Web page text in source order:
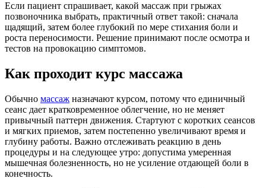
Если пациент спрашивает, какой массаж при грыжах
позвоночника выбрать, практичный ответ такой: сначала
щадящий, затем более глубокий по мере стихания боли и
роста переносимости. Решение принимают после осмотра и
тестов на провокацию симптомов.
Как проходит курс массажа
Обычно массаж назначают курсом, потому что единичный
сеанс дает кратковременное облегчение, но не меняет
привычный паттерн движения. Стартуют с коротких сеансов
и мягких приемов, затем постепенно увеличивают время и
глубину работы. Важно отслеживать реакцию в день
процедуры и на следующее утро: допустима умеренная
мышечная болезненность, но не усиление отдающей боли в
конечность.